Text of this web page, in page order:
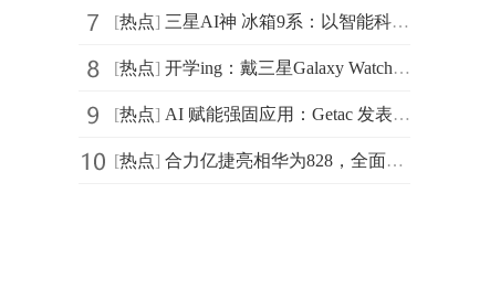
[热点] 三星AI神 冰箱9系：以智能科技重塑家庭健康饮食新标准
[热点] 开学ing：戴三星Galaxy Watch8系列管理学习与生活
[热点] AI 赋能强固应用：Getac 发表全新 F120 与 V120 ，全面强化前线作业效能
[热点] 合力亿捷亮相华为828，全面发布客服AI员工产品化落地解决方案